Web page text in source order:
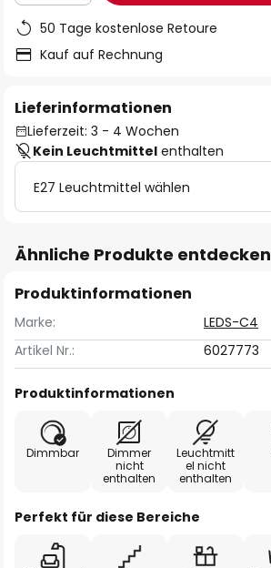
50 Tage kostenlose Retoure
Kauf auf Rechnung
Lieferinformationen
Lieferzeit: 3 - 4 Wochen
Kein Leuchtmittel enthalten
E27 Leuchtmittel wählen
Ähnliche Produkte entdecken
Produktinformationen
Marke:
LEDS-C4
Artikel Nr.:
6027773
Produktinformationen
Dimmbar
Dimmer
nicht
enthalten
Leuchtmitt
el nicht
enthalten
Perfekt für diese Bereiche